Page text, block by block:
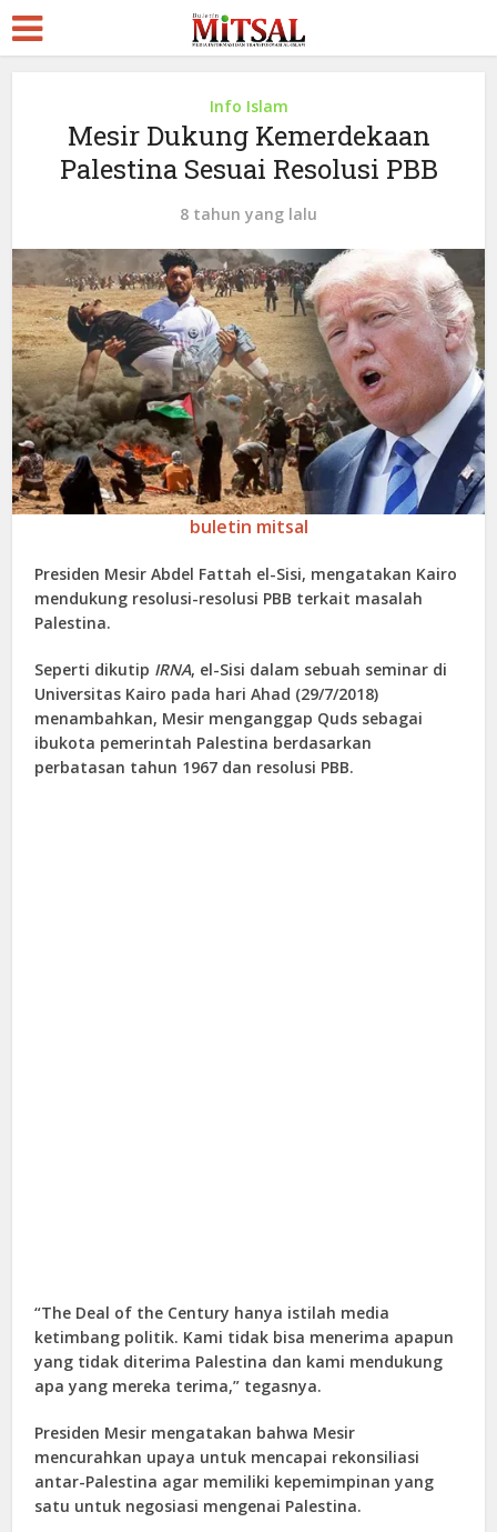
Info Islam
Mesir Dukung Kemerdekaan
Palestina Sesuai Resolusi PBB
8 tahun yang lalu
buletin mitsal
Presiden Mesir Abdel Fattah el-Sisi, mengatakan Kairo
mendukung resolusi-resolusi PBB terkait masalah
Palestina.
Seperti dikutip IRNA, el-Sisi dalam sebuah seminar di
Universitas Kairo pada hari Ahad (29/7/2018)
menambahkan, Mesir menganggap Quds sebagai
ibukota pemerintah Palestina berdasarkan
perbatasan tahun 1967 dan resolusi PBB.
“The Deal of the Century hanya istilah media
ketimbang politik. Kami tidak bisa menerima apapun
yang tidak diterima Palestina dan kami mendukung
apa yang mereka terima,” tegasnya.
Presiden Mesir mengatakan bahwa Mesir
mencurahkan upaya untuk mencapai rekonsiliasi
antar-Palestina agar memiliki kepemimpinan yang
satu untuk negosiasi mengenai Palestina.